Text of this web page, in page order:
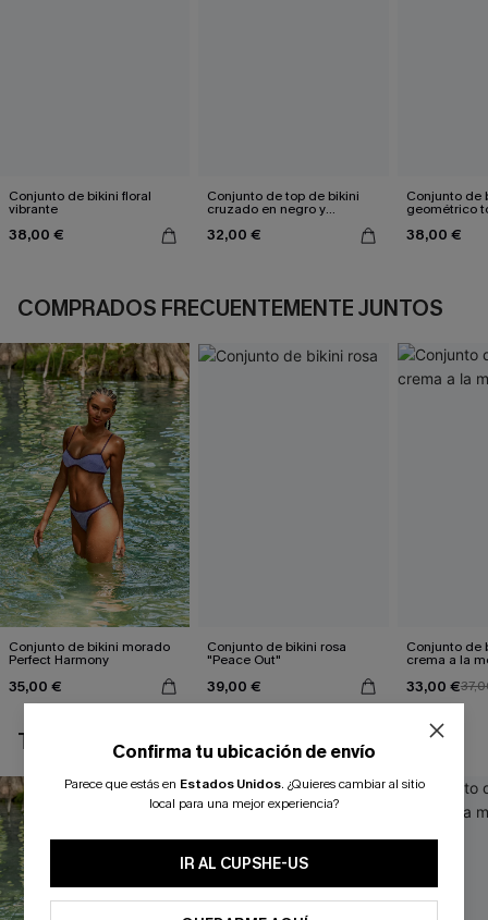
Conjunto de bikini floral
vibrante
38,00 €
Conjunto de top de bikini
cruzado en negro y
eucalipto y braguitas de
talle alto
32,00 €
Conjunto de
geométrico
genial
38,00 €
COMPRADOS FRECUENTEMENTE JUNTOS
Conjunto de bikini morado
Perfect Harmony
35,00 €
Conjunto de bikini rosa
"Peace Out"
39,00 €
Conjunto de
crema a la
33,00 €
TAMBIÉN TE PUEDE GUSTAR
Confirma tu ubicación de envío
Parece que estás en Estados Unidos. ¿Quieres cambiar al sitio
local para una mejor experiencia?
IR AL CUPSHE-US